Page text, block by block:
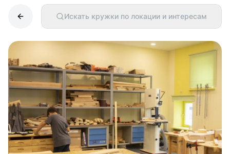
Искать кружки по локации и интересам